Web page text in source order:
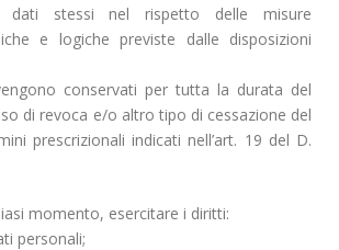
dati stessi nel rispetto delle misure
e logiche previste dalle disposizioni
conservati per tutta la durata del
di revoca e/o altro tipo di cessazione del
prescrizionali indicati nell’art. 19 del D.
momento, esercitare i diritti:
personali;